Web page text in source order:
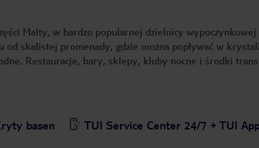
Malty, w bardzo popularnej dzielnicy
od skalistej promenady, gdzie można popływać w
Restauracje, bary, sklepy, kluby nocne i środki
basen TUI Service Center 24/7 + TUI